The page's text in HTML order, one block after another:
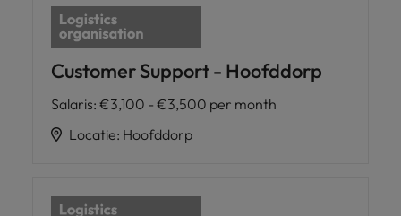
Customer Support - Hoofddorp
Salaris: €3,100 - €3,500 per month
Locatie: Hoofddorp